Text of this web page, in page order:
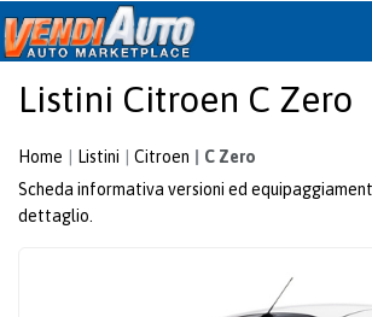
Listini Citroen C Zero
Home Listini Citroen
C Zero
Scheda informativa versioni ed
dettaglio.